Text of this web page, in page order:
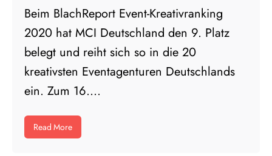
Beim BlachReport Event-Kreativranking
2020 hat MCI Deutschland den 9. Platz
belegt und reiht sich so in die 20
kreativsten Eventagenturen Deutschlands
ein. Zum 16....
Read More